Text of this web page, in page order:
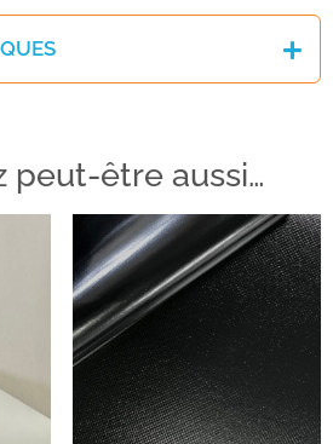
peut-être aussi…